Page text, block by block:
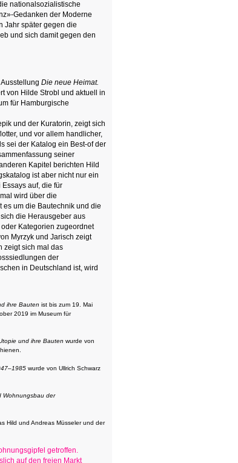
nationalsozialistische
Gedanken der Moderne
Jahr später gegen die
und sich damit gegen den
Die neue Heimat.
von Hilde Strobl und aktuell in
für Hamburgische
und der Kuratorin, zeigt sich
und vor allem handlicher,
sei der Katalog ein Best-of der
seiner
Kapitel berichten Hild
ist aber nicht nur ein
auf, die für
wird über die
es um die Bautechnik und die
die Herausgeber aus
Kategorien zugeordnet
Myrzyk und Jarisch zeigt
zeigt sich mal das
der
in Deutschland ist, wird
ihre Bauten ist bis zum 19. Mai
2019 im Museum für
und ihre Bauten wurde von
wurde von Ullrich Schwarz
Wohnungsbau der
Hild und Andreas Müsseler und der
getroffen.
auf den freien Markt